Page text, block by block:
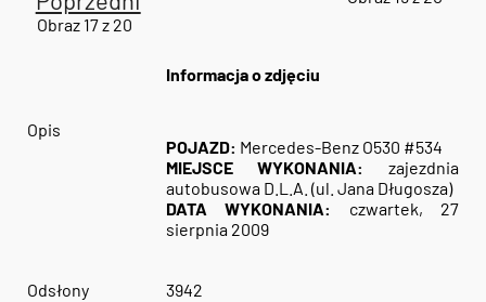
Obraz 17 z 20
Informacja o zdjęciu
Opis
POJAZD: Mercedes-Benz O530 #534
MIEJSCE WYKONANIA:
zajezdnia
autobusowa D.L.A. (ul. Jana Długosza)
DATA WYKONANIA:
czwartek, 27
sierpnia 2009
Odsłony 3942